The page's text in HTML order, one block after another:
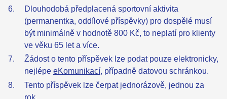
Dlouhodobá předplacená sportovní aktivita
(permanentka, oddílové příspěvky) pro dospělé musí
být minimálně v hodnotě 800 Kč, to neplatí pro klienty
ve věku 65 let a více.
Žádost o tento příspěvek lze podat pouze elektronicky,
nejlépe eKomunikací, případně datovou schránkou.
Tento příspěvek lze čerpat jednorázově, jednou za
rok.